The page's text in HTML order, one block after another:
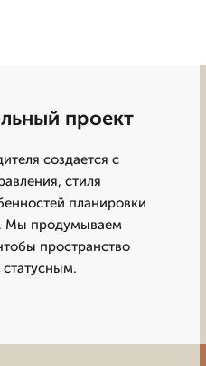
проект
создается с
стиля
планировки
Мы продумываем
пространство